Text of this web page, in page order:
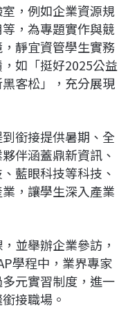
，例如企業資源規
，為專題實作與競
靜宜資管學生實務
如「挺好2025公益
客松」，充分展現
銜接提供暑期、全
伴涵蓋鼎新資訊、
藍眼科技等科技、
，讓學生深入產業
並舉辦企業參訪，
學程中，業界專家
元實習制度，進一
接職場。